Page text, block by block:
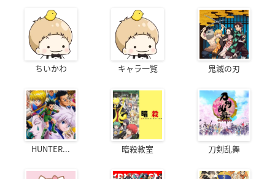
ちいかわ キャラ一覧 鬼滅の刃
HUNTER... 暗殺教室 刀剣乱舞